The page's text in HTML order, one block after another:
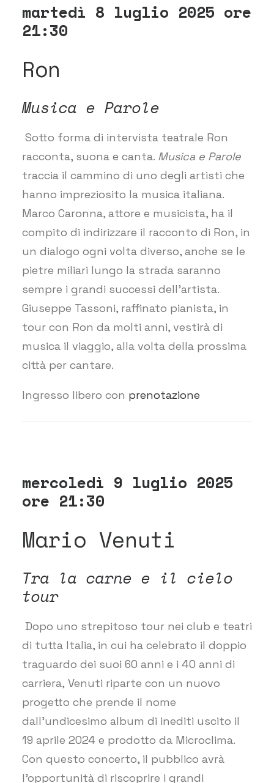
martedì 8 luglio 2025 ore
21:30
Ron
Musica e Parole
Sotto forma di intervista teatrale Ron
racconta, suona e canta. Musica e Parole
traccia il cammino di uno degli artisti che
hanno impreziosito la musica italiana.
Marco Caronna, attore e musicista, ha il
compito di indirizzare il racconto di Ron, in
un dialogo ogni volta diverso, anche se le
pietre miliari lungo la strada saranno
sempre i grandi successi dell’artista.
Giuseppe Tassoni, raffinato pianista, in
tour con Ron da molti anni, vestirà di
musica il viaggio, alla volta della prossima
città per cantare.​​
Ingresso libero con prenotazione
mercoledì 9 luglio 2025
ore 21:30
Mario Venuti
Tra la carne e il cielo
tour
Dopo uno strepitoso tour nei club e teatri
di tutta Italia, in cui ha celebrato il doppio
traguardo dei suoi 60 anni e i 40 anni di
carriera, Venuti riparte con un nuovo
progetto che prende il nome
dall’undicesimo album di inediti uscito il
19 aprile 2024 e prodotto da Microclima.
Con questo concerto, il pubblico avrà
l’opportunità di riscoprire i grandi